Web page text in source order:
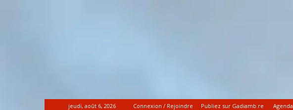
jeudi, août 6, 2026 Connexion / Rejoindre Publiez sur Gadiamb.re Agenda